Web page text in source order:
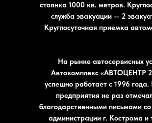
стоянка 1000 кв. метров.
служба эвакуации — 2
Круглосуточная приемка
На рынке автосервисных
Автокомплекс «АВТОЦЕНТР
успешно работает с 1996 года.
предприятия не раз
благодарственными письмами
администрации г. Кострома и